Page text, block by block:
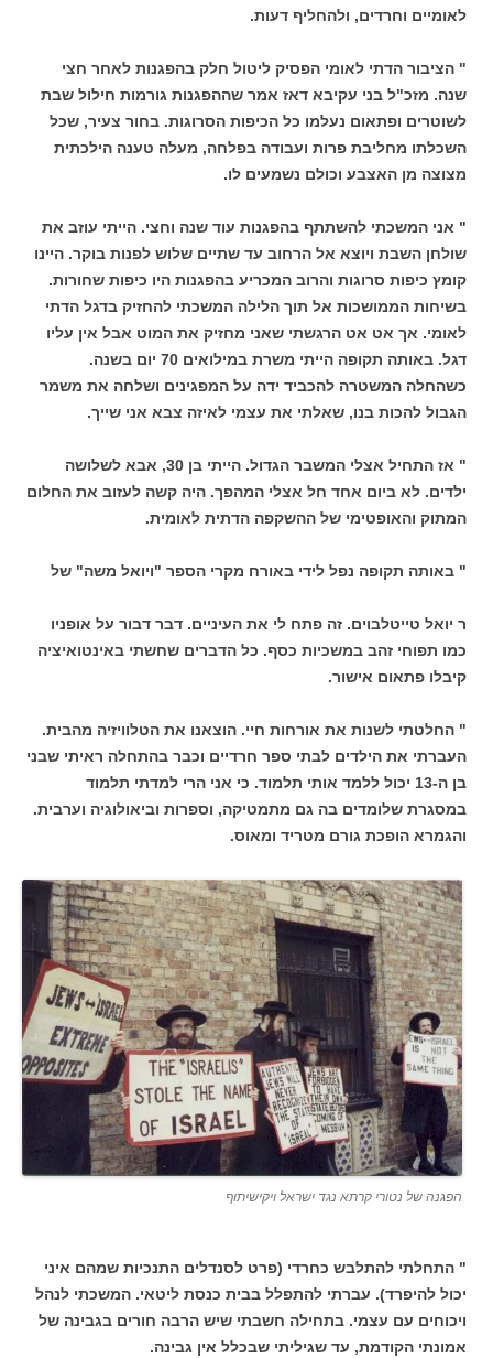
לאומיים וחרדים, ולהחליף דעות.
" הציבור הדתי לאומי הפסיק ליטול חלק בהפגנות לאחר חצי
שנה. מזכ"ל בני עקיבא דאז אמר שההפגנות גורמות חילול שבת
לשוטרים ופתאום נעלמו כל הכיפות הסרוגות. בחור צעיר, שכל
השכלתו מחליבת פרות ועבודה בפלחה, מעלה טענה הילכתית
מצוצה מן האצבע וכולם נשמעים לו.
" אני המשכתי להשתתף בהפגנות עוד שנה וחצי. הייתי עוזב את
שולחן השבת ויוצא אל הרחוב עד שתיים שלוש לפנות בוקר. היינו
קומץ כיפות סרוגות והרוב המכריע בהפגנות היו כיפות שחורות.
בשיחות הממושכות אל תוך הלילה המשכתי להחזיק בדגל הדתי
לאומי. אך אט אט הרגשתי שאני מחזיק את המוט אבל אין עליו
דגל. באותה תקופה הייתי משרת במילואים 70 יום בשנה.
כשהחלה המשטרה להכביד ידה על המפגינים ושלחה את משמר
הגבול להכות בנו, שאלתי את עצמי לאיזה צבא אני שייך.
" אז התחיל אצלי המשבר הגדול. הייתי בן 30, אבא לשלושה
ילדים. לא ביום אחד חל אצלי המהפך. היה קשה לעזוב את החלום
המתוק והאופטימי של ההשקפה הדתית לאומית.
" באותה תקופה נפל לידי באורח מקרי הספר "ויואל משה" של
ר יואל טייטלבוים. זה פתח לי את העיניים. דבר דבור על אופניו
כמו תפוחי זהב במשכיות כסף. כל הדברים שחשתי באינטואיציה
קיבלו פתאום אישור.
" החלטתי לשנות את אורחות חיי. הוצאנו את הטלוויזיה מהבית.
העברתי את הילדים לבתי ספר חרדיים וכבר בהתחלה ראיתי שבני
בן ה-13 יכול ללמד אותי תלמוד. כי אני הרי למדתי תלמוד
במסגרת שלומדים בה גם מתמטיקה, וספרות וביאולוגיה וערבית.
והגמרא הופכת גורם מטריד ומאוס.
הפגנה של נטורי קרתא נגד ישראל ויקישיתוף
" התחלתי להתלבש כחרדי (פרט לסנדלים התנכיות שמהם איני
יכול להיפרד). עברתי להתפלל בבית כנסת ליטאי. המשכתי לנהל
ויכוחים עם עצמי. בתחילה חשבתי שיש הרבה חורים בגבינה של
אמונתי הקודמת, עד שגיליתי שבכלל אין גבינה.